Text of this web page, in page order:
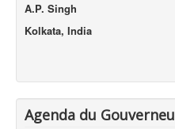
A.P. Singh
Kolkata, India
Agenda du